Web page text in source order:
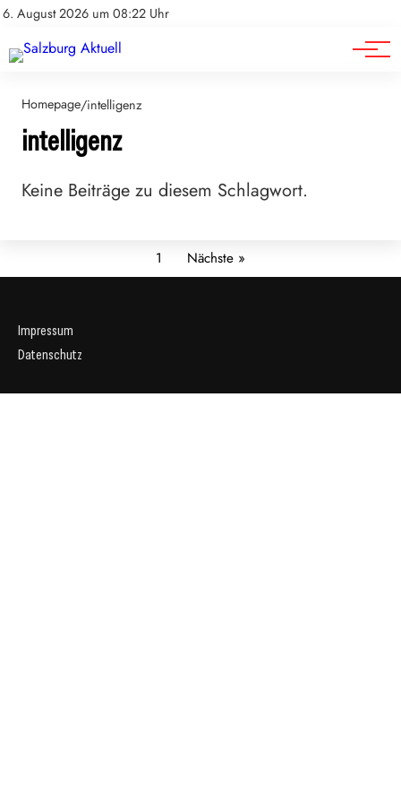
6. August 2026 um 08:22 Uhr
Impressum
Sport
Wirtschaft
Homepage/intelligenz
intelligenz
Keine Beiträge zu diesem Schlagwort.
1 Nächste »
Impressum
Datenschutz